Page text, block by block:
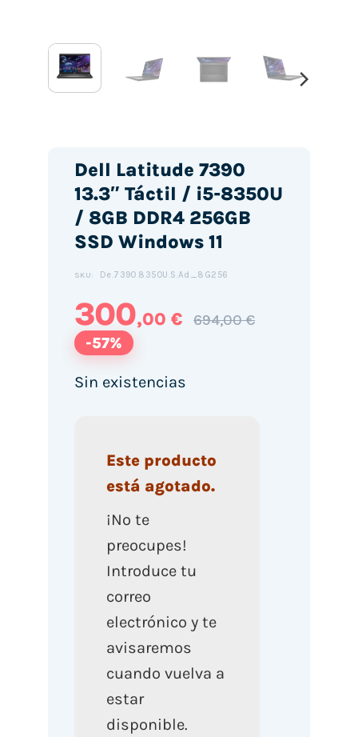
Dell Latitude 7390
13.3″ Táctil / i5-8350U
/ 8GB DDR4 256GB
SSD Windows 11
SKU: De.7390.8350U.S.Ad_8G256
300,00 € 694,00 €
-57%
Sin existencias
Este producto
está agotado.
¡No te
preocupes!
Introduce tu
correo
electrónico y te
avisaremos
cuando vuelva a
estar
disponible.